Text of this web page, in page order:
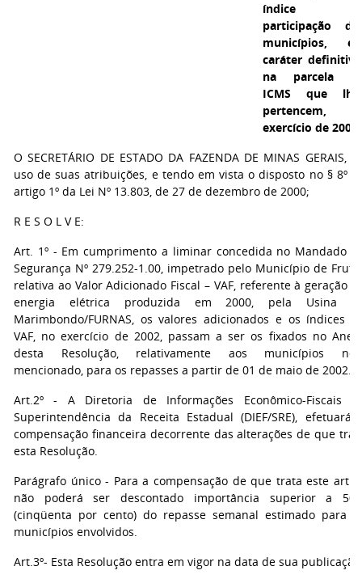
índice
participação
municípios,
caráter
na parcela
ICMS que
pertencem,
exercício de 2002.
O SECRETÁRIO DE ESTADO DA FAZENDA DE MINAS GERAIS,
uso de suas atribuições, e tendo em vista o disposto no § 8º
artigo 1º da Lei Nº 13.803, de 27 de dezembro de 2000;
R E S O L V E:
Art. 1º - Em cumprimento a liminar concedida no Mandado
Segurança Nº 279.252-1.00, impetrado pelo Município de
relativa ao Valor Adicionado Fiscal – VAF, referente à geração
energia elétrica produzida em 2000, pela Usina
Marimbondo/FURNAS, os valores adicionados e os índices
VAF, no exercício de 2002, passam a ser os fixados no
desta Resolução, relativamente aos municípios
mencionado, para os repasses a partir de 01 de maio de 2002.
Art.2º - A Diretoria de Informações Econômico-Fiscais
Superintendência da Receita Estadual (DIEF/SRE), efetuará
compensação financeira decorrente das alterações de que
esta Resolução.
Parágrafo único - Para a compensação de que trata este
não poderá ser descontado importância superior a
(cinqüenta por cento) do repasse semanal estimado para
municípios envolvidos.
Art.3º- Esta Resolução entra em vigor na data de sua